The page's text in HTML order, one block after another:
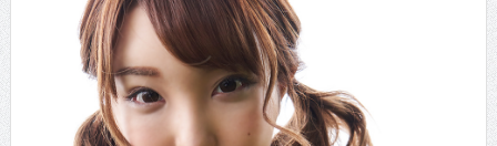
CINEMA×STYLE 294号
CINEMA×STYLE 293号